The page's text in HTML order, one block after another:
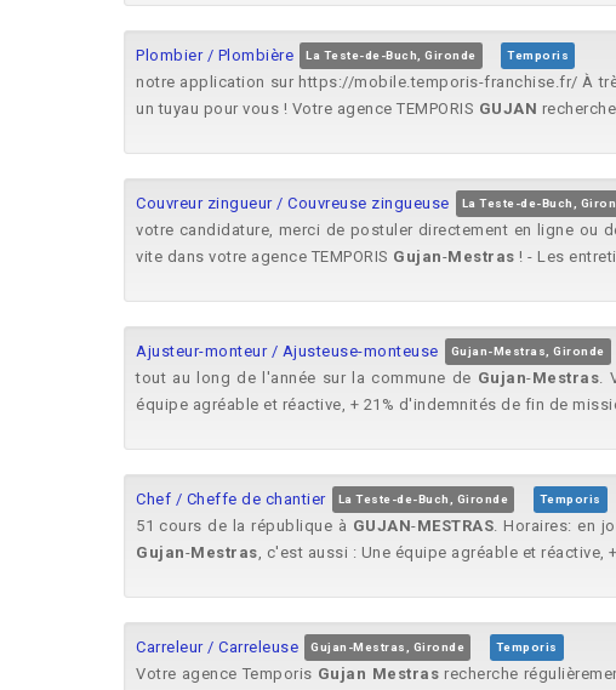
Plombier / Plombière La Teste-de-Buch, Gironde Temporis
notre application sur https://mobile.temporis-franchise.fr/ À
un tuyau pour vous ! Votre agence TEMPORIS GUJAN
Couvreur zingueur / Couvreuse zingueuse La Teste-de-Buch,
votre candidature, merci de postuler directement en ligne ou
vite dans votre agence TEMPORIS Gujan-Mestras ! - Les
Ajusteur-monteur / Ajusteuse-monteuse Gujan-Mestras, Gironde
tout au long de l'année sur la commune de Gujan-Mestras.
équipe agréable et réactive, + 21% d'indemnités de fin de
Chef / Cheffe de chantier La Teste-de-Buch, Gironde Temporis
51 cours de la république à GUJAN-MESTRAS. Horaires: en
Gujan-Mestras, c'est aussi : Une équipe agréable et réactive,
Carreleur / Carreleuse Gujan-Mestras, Gironde Temporis
Votre agence Temporis Gujan Mestras recherche